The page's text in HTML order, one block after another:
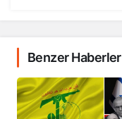
Benzer Haberler